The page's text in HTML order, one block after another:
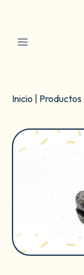
contenido
Inicio Productos